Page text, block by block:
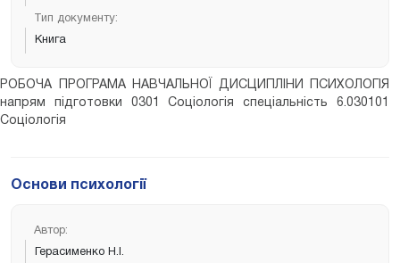
Тип документу:
Книга
РОБОЧА ПРОГРАМА НАВЧАЛЬНОЇ ДИСЦИПЛІНИ ПСИХОЛОГІЯ
напрям підготовки 0301 Соціологія спеціальність 6.030101
Соціологія
Основи психології
Автор:
Герасименко Н.І.